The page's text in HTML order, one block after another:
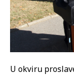
U okviru